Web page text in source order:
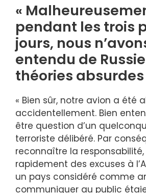
«
pendant les trois
jours, nous
entendu de
théories absurdes
« Bien sûr, notre avion a été
accidentellement. Bien
être question d’un
terroriste délibéré. Par
reconnaître la
rapidement des excuses à
un pays considéré comme
communiquer au public